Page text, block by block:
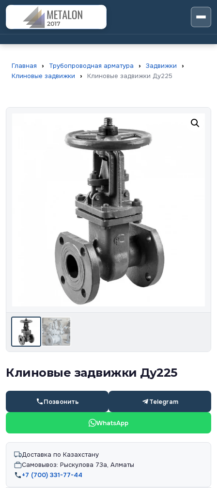
Главная › Трубопроводная арматура › Задвижки
›
Клиновые задвижки
› Клиновые задвижки Ду225
Клиновые задвижки Ду225
Позвонить Telegram
WhatsApp
Доставка по Казахстану
Самовывоз: Рыскулова 73а, Алматы
+7 (700) 331-77-44